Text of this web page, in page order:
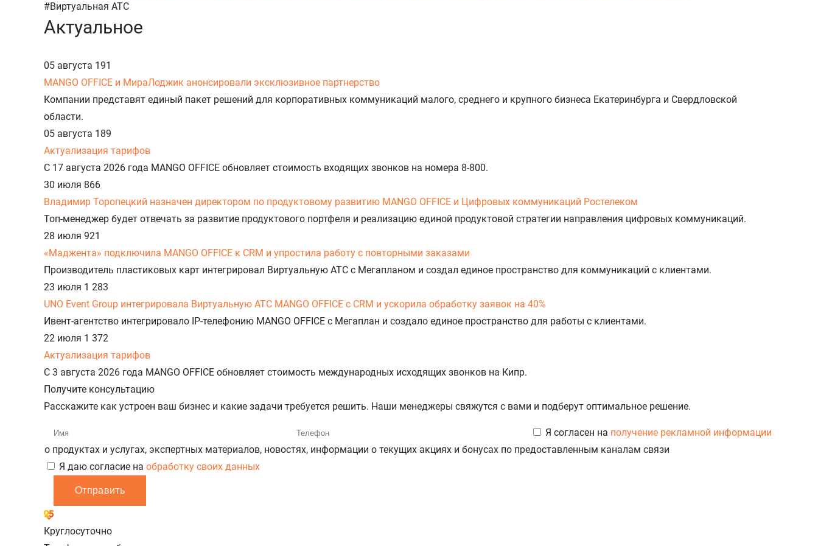
#Виртуальная АТС
Актуальное
05 августа 191
MANGO OFFICE и МираЛоджик анонсировали эксклюзивное партнерство
Компании представят единый пакет решений для корпоративных коммуникаций малого, среднего и крупного бизнеса Екатеринбурга и Свердловской
области.
05 августа 189
Актуализация тарифов
С 17 августа 2026 года MANGO OFFICE обновляет стоимость входящих звонков на номера 8-800.
30 июля 866
Владимир Торопецкий назначен директором по продуктовому развитию MANGO OFFICE и Цифровых коммуникаций Ростелеком
Топ-менеджер будет отвечать за развитие продуктового портфеля и реализацию единой продуктовой стратегии направления цифровых коммуникаций.
28 июля 921
«Маджента» подключила MANGO OFFICE к CRM и упростила работу с повторными заказами
Производитель пластиковых карт интегрировал Виртуальную АТС с Мегапланом и создал единое пространство для коммуникаций с клиентами.
23 июля 1 283
UNO Event Group интегрировала Виртуальную АТС MANGO OFFICE с CRM и ускорила обработку заявок на 40%
Ивент-агентство интегрировало IP-телефонию MANGO OFFICE с Мегаплан и создало единое пространство для работы с клиентами.
22 июля 1 372
Актуализация тарифов
С 3 августа 2026 года MANGO OFFICE обновляет стоимость международных исходящих звонков на Кипр.
Получите консультацию
Расскажите как устроен ваш бизнес и какие задачи требуется решить. Наши менеджеры свяжутся с вами и подберут оптимальное решение.
Я согласен на получение рекламной информации
о продуктах и услугах, экспертных материалов, новостях, информации о текущих акциях и бонусах по предоставленным каналам связи
Я даю согласие на обработку своих данных
Отправить
Круглосуточно